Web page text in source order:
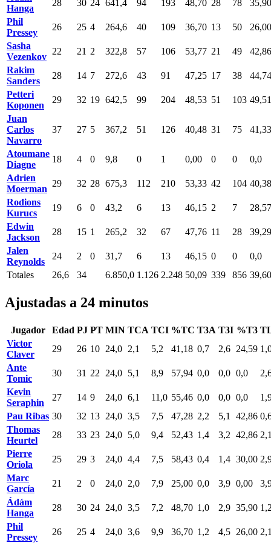
Hanga
28 30 24 641,4 94 193 48,70 28 78
35,90
Phil
Pressey
26 25 4 264,6 40 109 36,70 13 50
26,00
Sasha
Vezenkov
22 21 2 322,8 57 106 53,77 21 49
42,86
Rakim
Sanders
28 14 7 272,6 43 91 47,25 17 38
44,74
Petteri
Koponen
29 32 19 642,5 99 204 48,53 51 103 49,51
Juan
Carlos
Navarro
37 27 5 367,2 51 126 40,48 31 75 41,33
Atoumane
Diagne
18 4 0 9,8 0 1 0,00 0 0
0,0
Adrien
Moerman
29 32 28 675,3 112 210 53,33 42 104 40,38
Rodions
Kurucs
19 6 0 43,2 6 13 46,15 2 7
28,57
Edwin
Jackson
28 15 1 265,2 32 67 47,76 11 28
39,29
Jalen
Reynolds
24 2 0 31,7 6 13 46,15 0 0
0,0
Totales
26,6 34 6.850,0 1.126 2.248 50,09 339 856 39,60
Ajustadas a 24 minutos
Jugador Edad PJ PT MIN TCA TCI %TC T3A T3I %T3
Victor
Claver
29 26 10 24,0 2,1 5,2 41,18 0,7 2,6 24,59
Ante
Tomic
30 31 22 24,0 5,1 8,9 57,94 0,0 0,0 0,0
Kevin
Seraphin
27 14 9 24,0 6,1 11,0 55,46 0,0 0,0 0,0
Pau Ribas 30 32 13 24,0 3,5 7,5 47,28 2,2 5,1 42,86
Thomas
Heurtel
28 33 23 24,0 5,0 9,4 52,43 1,4 3,2 42,86
Pierre
Oriola
25 29 3 24,0 4,4 7,5 58,43 0,4 1,4 30,00
Marc
García
21 2 0 24,0 2,0 7,9 25,00 0,0 3,9 0,00
Ádám
Hanga
28 30 24 24,0 3,5 7,2 48,70 1,0 2,9 35,90
Phil
Pressey
26 25 4 24,0 3,6 9,9 36,70 1,2 4,5 26,00